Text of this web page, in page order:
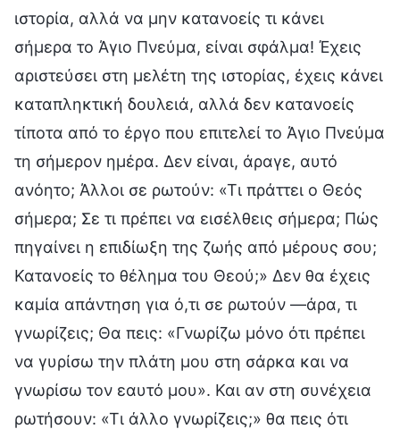
ιστορία, αλλά να μην κατανοείς τι κάνει
σήμερα το Άγιο Πνεύμα, είναι σφάλμα! Έχεις
αριστεύσει στη μελέτη της ιστορίας, έχεις κάνει
καταπληκτική δουλειά, αλλά δεν κατανοείς
τίποτα από το έργο που επιτελεί το Άγιο Πνεύμα
τη σήμερον ημέρα. Δεν είναι, άραγε, αυτό
ανόητο; Άλλοι σε ρωτούν: «Τι πράττει ο Θεός
σήμερα; Σε τι πρέπει να εισέλθεις σήμερα; Πώς
πηγαίνει η επιδίωξη της ζωής από μέρους σου;
Κατανοείς το θέλημα του Θεού;» Δεν θα έχεις
καμία απάντηση για ό,τι σε ρωτούν —άρα, τι
γνωρίζεις; Θα πεις: «Γνωρίζω μόνο ότι πρέπει
να γυρίσω την πλάτη μου στη σάρκα και να
γνωρίσω τον εαυτό μου». Και αν στη συνέχεια
ρωτήσουν: «Τι άλλο γνωρίζεις;» θα πεις ότι